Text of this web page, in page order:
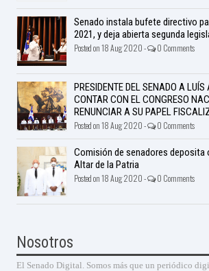
Senado instala bufete directivo
2021, y deja abierta segunda
Posted on 18 Aug 2020 - 0 Comments
PRESIDENTE DEL SENADO A LUÍS
CONTAR CON EL CONGRESO
RENUNCIAR A SU PAPEL
Posted on 18 Aug 2020 - 0 Comments
Comisión de senadores deposita
Altar de la Patria
Posted on 18 Aug 2020 - 0 Comments
Nosotros
El Senado Digital. Somos más que un periódico